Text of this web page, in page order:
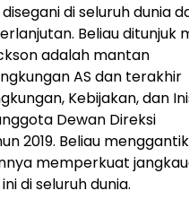
di seluruh dunia
Beliau ditunjuk
adalah mantan
AS dan terakhir
Kebijakan, dan
Dewan Direksi
2019. Beliau
memperkuat
di seluruh dunia.